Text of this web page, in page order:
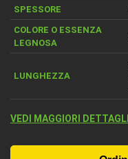
SPESSORE
COLORE O ESSENZA
LEGNOSA
LUNGHEZZA
VEDI MAGGIORI DETTAGLI